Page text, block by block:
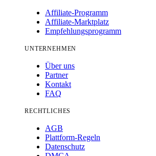
Affiliate-Programm
Affiliate-Marktplatz
Empfehlungsprogramm
UNTERNEHMEN
Über uns
Partner
Kontakt
FAQ
RECHTLICHES
AGB
Plattform-Regeln
Datenschutz